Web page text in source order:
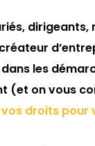
dirigeants,
les
(et on vous
droits pour